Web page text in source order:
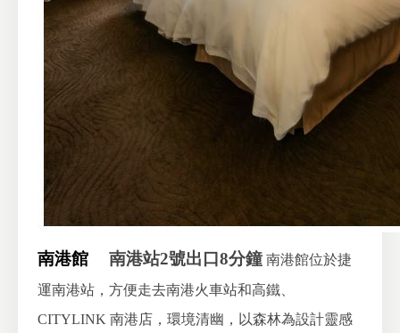
南港館 南港站2號出口8分鐘 南港館位於捷
運南港站，方便走去南港火車站和高鐵、
CITYLINK 南港店，環境清幽，以森林為設計靈感